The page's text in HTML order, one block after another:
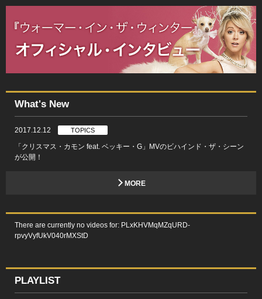
What's New
2017.12.12 TOPICS
「クリスマス・カモン feat. ベッキー・G」MVのビハインド・ザ・シーン
が公開！
MORE
There are currently no videos for: PLxKHVMqMZqURD-
rpvyVyfUkV040rMXStD
PLAYLIST